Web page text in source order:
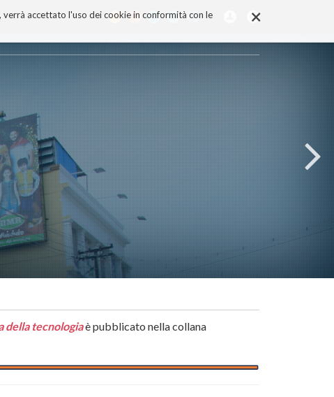
×
accettato l'uso dei cookie in conformità con le
della tecnologiaè pubblicato nella collana